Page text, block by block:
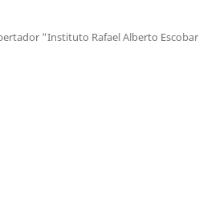
"Instituto Rafael Alberto Escobar